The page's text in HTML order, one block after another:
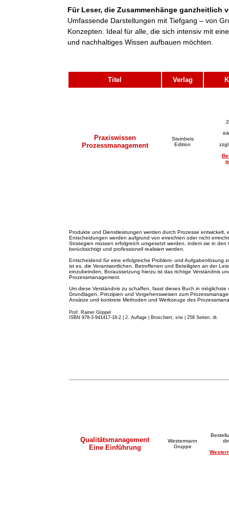
Für Leser, die Zusammenhänge ganzheitlich
Umfassende Darstellungen mit Tiefgang – von
Konzepten. Ideal für alle, die sich intensiv mit
und nachhaltiges Wissen aufbauen möchten.
Titel Verlag
Praxiswissen
Prozessmanagement
Steinbeis
Edition
Produkte und Dienstleistungen werden durch Prozesse entwickelt,
Entscheidungen werden aufgrund von erreichten oder nicht
Strategien müssen erfolgreich umgesetzt werden, indem sie in
berücksichtigt und professionell realisiert werden.
Entscheidend für eine erfolgreiche Problem- und Aufgabenlösung
ist es, die Verantwortlichen, Betroffenen und Beteiligten an der
einzubeinden, Boraussetzung hierzu ist das richtige Verständnis
Prozessmanagement.
Um diese Verständnis zu schaffen, fasst dieses Buch in möglichste
Grundlagen, Prinzipien und Vorgehensweisen zum
Ansätze und konkrete Methoden und Werkzeuge des
Prof. Rainer Göppel
ISBN 978-3-941417-18-2 | 2. Auflage Broschiert, s/w | 258 Seiten, dt.
Qualitätsmanagement
Eine Einführung
Westermann
Gruppe